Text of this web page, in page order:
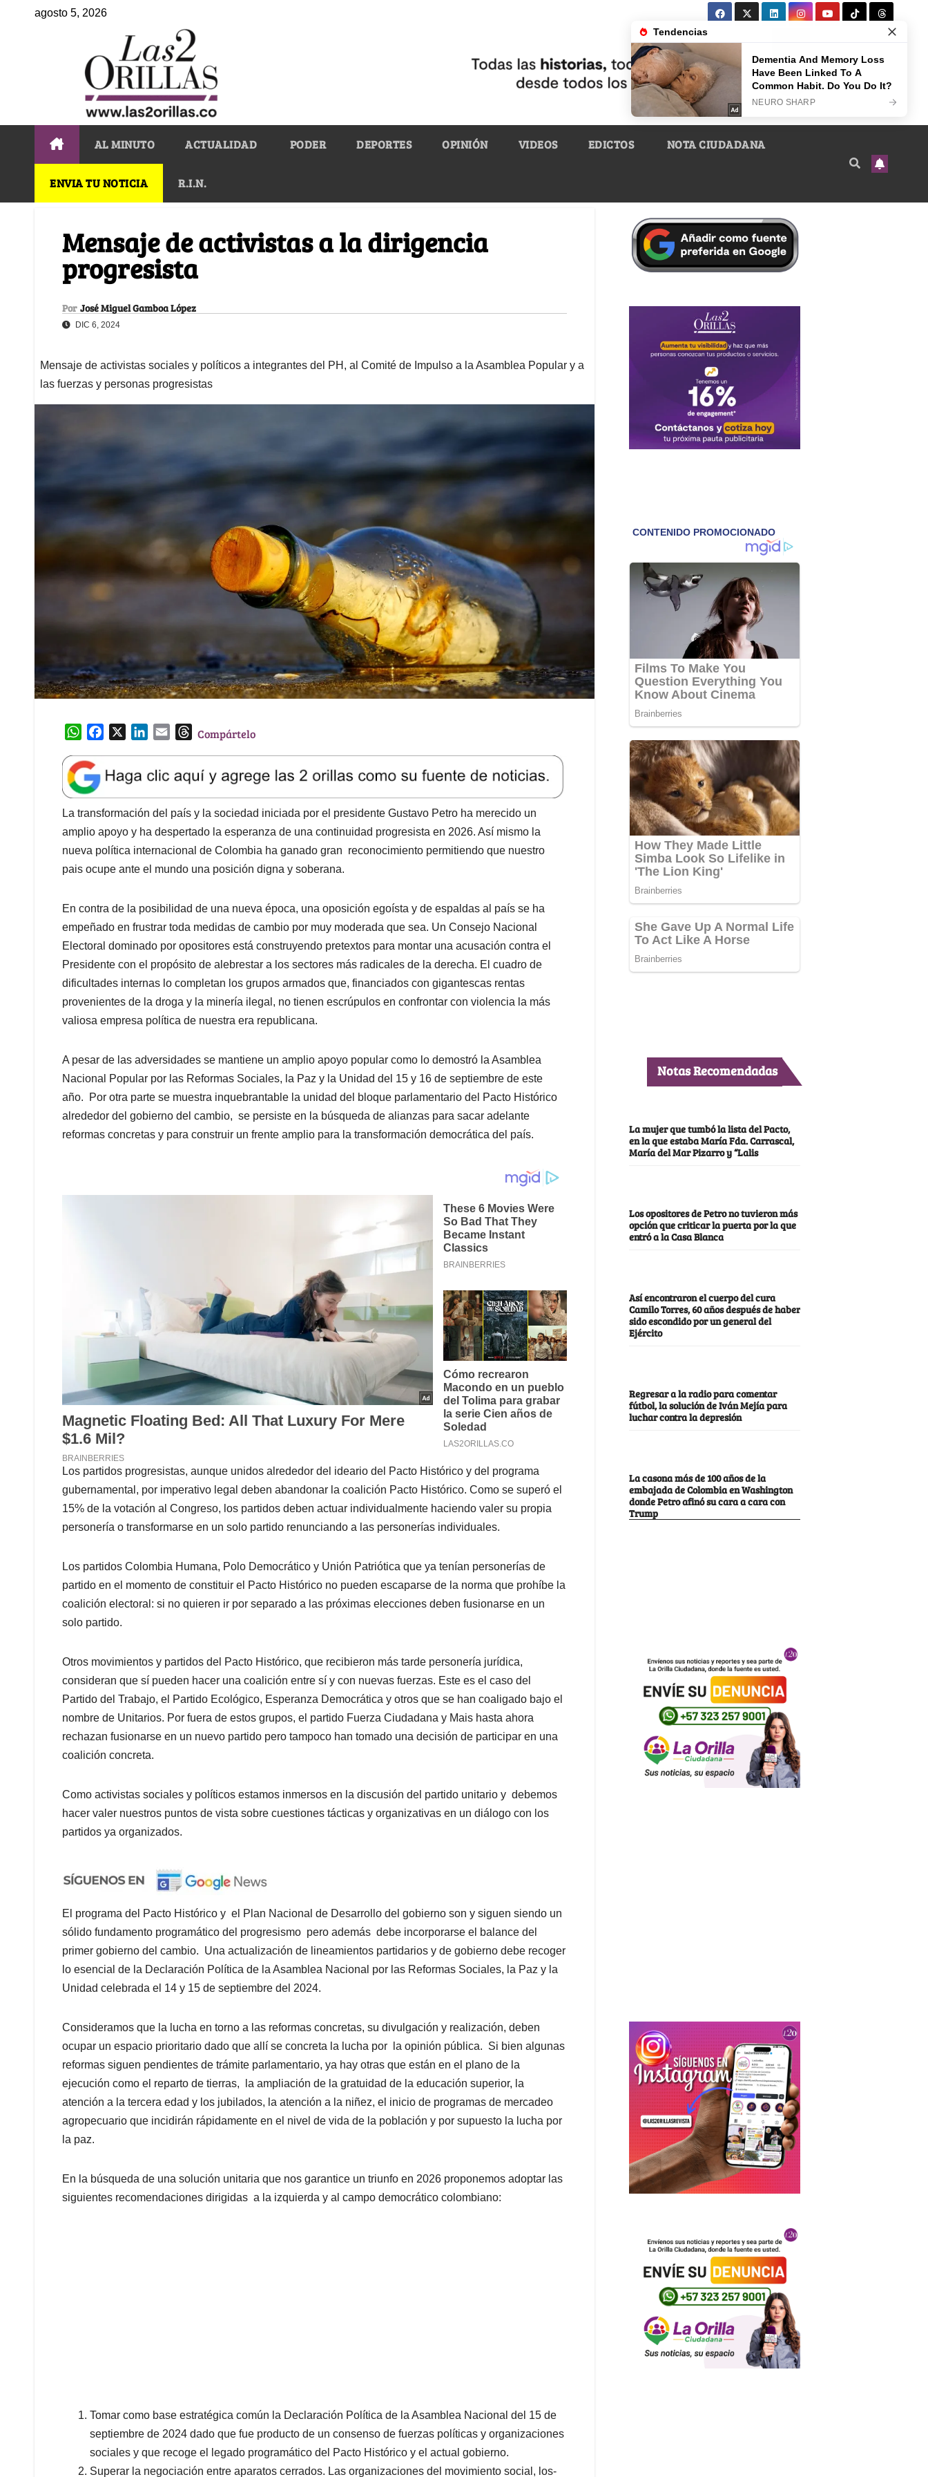
agosto 5, 2026
AL MINUTO ACTUALIDAD PODER DEPORTES OPINIÓN VIDEOS EDICTOS NOTA CIUDADANA
ENVIA TU NOTICIA R.I.N.
Mensaje de activistas a la dirigencia
progresista
Por José Miguel Gamboa López
DIC 6, 2024
Mensaje de activistas sociales y políticos a integrantes del PH, al Comité de Impulso a la Asamblea Popular y a
las fuerzas y personas progresistas
W
a
t
s
A
p
p
e
b
o
o
k
k
e
d
I
n
l
T
e
a
d
s
Compártelo
La transformación del país y la sociedad iniciada por el presidente Gustavo Petro ha merecido un
amplio apoyo y ha despertado la esperanza de una continuidad progresista en 2026. Así mismo la
nueva política internacional de Colombia ha ganado gran reconocimiento permitiendo que nuestro
pais ocupe ante el mundo una posición digna y soberana.
En contra de la posibilidad de una nueva época, una oposición egoísta y de espaldas al país se ha
empeñado en frustrar toda medidas de cambio por muy moderada que sea. Un Consejo Nacional
Electoral dominado por opositores está construyendo pretextos para montar una acusación contra el
Presidente con el propósito de alebrestar a los sectores más radicales de la derecha. El cuadro de
dificultades internas lo completan los grupos armados que, financiados con gigantescas rentas
provenientes de la droga y la minería ilegal, no tienen escrúpulos en confrontar con violencia la más
valiosa empresa política de nuestra era republicana.
A pesar de las adversidades se mantiene un amplio apoyo popular como lo demostró la Asamblea
Nacional Popular por las Reformas Sociales, la Paz y la Unidad del 15 y 16 de septiembre de este
año. Por otra parte se muestra inquebrantable la unidad del bloque parlamentario del Pacto Histórico
alrededor del gobierno del cambio, se persiste en la búsqueda de alianzas para sacar adelante
reformas concretas y para construir un frente amplio para la transformación democrática del país.
Los partidos progresistas, aunque unidos alrededor del ideario del Pacto Histórico y del programa
gubernamental, por imperativo legal deben abandonar la coalición Pacto Histórico. Como se superó el
15% de la votación al Congreso, los partidos deben actuar individualmente haciendo valer su propia
personería o transformarse en un solo partido renunciando a las personerías individuales.
Los partidos Colombia Humana, Polo Democrático y Unión Patriótica que ya tenían personerías de
partido en el momento de constituir el Pacto Histórico no pueden escaparse de la norma que prohíbe la
coalición electoral: si no quieren ir por separado a las próximas elecciones deben fusionarse en un
solo partido.
Otros movimientos y partidos del Pacto Histórico, que recibieron más tarde personería jurídica,
consideran que sí pueden hacer una coalición entre sí y con nuevas fuerzas. Este es el caso del
Partido del Trabajo, el Partido Ecológico, Esperanza Democrática y otros que se han coaligado bajo el
nombre de Unitarios. Por fuera de estos grupos, el partido Fuerza Ciudadana y Mais hasta ahora
rechazan fusionarse en un nuevo partido pero tampoco han tomado una decisión de participar en una
coalición concreta.
Como activistas sociales y políticos estamos inmersos en la discusión del partido unitario y debemos
hacer valer nuestros puntos de vista sobre cuestiones tácticas y organizativas en un diálogo con los
partidos ya organizados.
El programa del Pacto Histórico y el Plan Nacional de Desarrollo del gobierno son y siguen siendo un
sólido fundamento programático del progresismo pero además debe incorporarse el balance del
primer gobierno del cambio. Una actualización de lineamientos partidarios y de gobierno debe recoger
lo esencial de la Declaración Política de la Asamblea Nacional por las Reformas Sociales, la Paz y la
Unidad celebrada el 14 y 15 de septiembre del 2024.
Consideramos que la lucha en torno a las reformas concretas, su divulgación y realización, deben
ocupar un espacio prioritario dado que allí se concreta la lucha por la opinión pública. Si bien algunas
reformas siguen pendientes de trámite parlamentario, ya hay otras que están en el plano de la
ejecución como el reparto de tierras, la ampliación de la gratuidad de la educación superior, la
atención a la tercera edad y los jubilados, la atención a la niñez, el inicio de programas de mercadeo
agropecuario que incidirán rápidamente en el nivel de vida de la población y por supuesto la lucha por
la paz.
En la búsqueda de una solución unitaria que nos garantice un triunfo en 2026 proponemos adoptar las
siguientes recomendaciones dirigidas a la izquierda y al campo democrático colombiano:
Tomar como base estratégica común la Declaración Política de la Asamblea Nacional del 15 de
septiembre de 2024 dado que fue producto de un consenso de fuerzas políticas y organizaciones
sociales y que recoge el legado programático del Pacto Histórico y el actual gobierno.
Superar la negociación entre aparatos cerrados. Las organizaciones del movimiento social, los-
Notas Recomendadas
La mujer que tumbó la lista del Pacto,
en la que estaba María Fda. Carrascal,
María del Mar Pizarro y “Lalis
Los opositores de Petro no tuvieron más
opción que criticar la puerta por la que
entró a la Casa Blanca
Así encontraron el cuerpo del cura
Camilo Torres, 60 años después de haber
sido escondido por un general del
Ejército
Regresar a la radio para comentar
fútbol, la solución de Iván Mejía para
luchar contra la depresión
La casona más de 100 años de la
embajada de Colombia en Washington
donde Petro afinó su cara a cara con
Trump